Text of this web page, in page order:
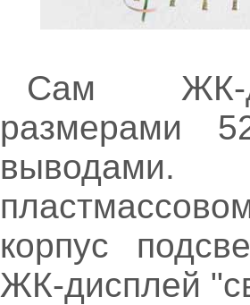
Сам ЖК-
размерами
корпус
ЖК-дисплей